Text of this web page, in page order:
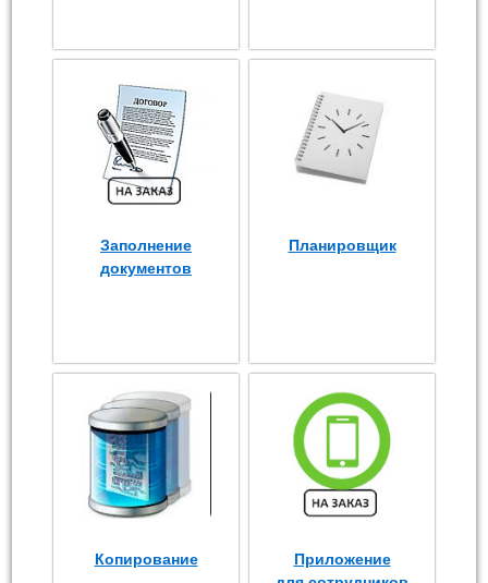
Заполнение
документов
Планировщик
Копирование
Приложение